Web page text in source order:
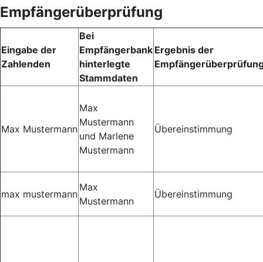
Empfängerüberprüfung
Eingabe der
Zahlenden
Bei
Empfängerbank
hinterlegte
Stammdaten
Ergebnis der
Max Mustermann
Max
Mustermann
und Marlene
Mustermann
Übereinstimmung
max mustermann
Max
Mustermann
Übereinstimmung